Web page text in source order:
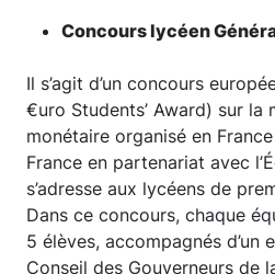
Concours lycéen
Il s’agit d’un concours
€uro Students’ Award) sur la
monétaire organisé en
France en partenariat avec
s’adresse aux lycéens de
Dans ce concours, chaque
5 élèves, accompagnés d’un
Conseil des Gouverneurs de